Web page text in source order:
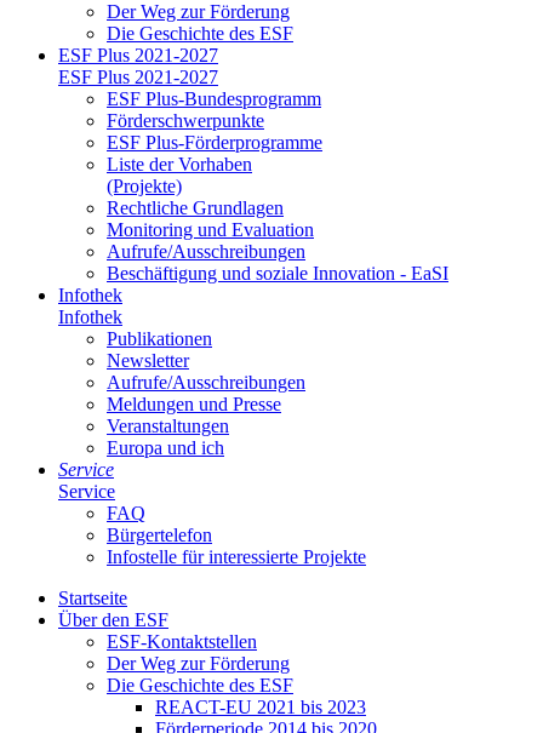
Der Weg zur För­de­rung
Die Ge­schich­te des ESF
ESF Plus 2021-2027
ESF Plus 2021-2027
ESF Plus-Bun­des­pro­gramm
För­der­schwer­punk­te
ESF Plus-För­der­pro­gram­me
Lis­te der Vor­ha­ben
(Pro­jek­te)
Recht­li­che Grund­la­gen
Mo­ni­to­ring und Eva­lua­ti­on
Auf­ru­fe/Aus­schrei­bun­gen
Be­schäf­ti­gung und so­zia­le In­no­va­ti­on - Ea­SI
In­fo­thek
In­fo­thek
Pu­bli­ka­tio­nen
Newslet­ter
Auf­ru­fe/Aus­schrei­bun­gen
Mel­dun­gen und Pres­se
Ver­an­stal­tun­gen
Eu­ro­pa und ich
Ser­vice
Ser­vice
FAQ
Bür­ger­te­le­fon
In­fo­stel­le für in­ter­es­sier­te Pro­jek­te
Start­sei­te
Über den ESF
ESF-Kon­takt­stel­len
Der Weg zur För­de­rung
Die Ge­schich­te des ESF
RE­ACT-EU 2021 bis 2023
För­der­pe­ri­ode 2014 bis 2020